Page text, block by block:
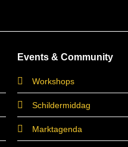
Events & Community
Workshops
Schildermiddag
Marktagenda